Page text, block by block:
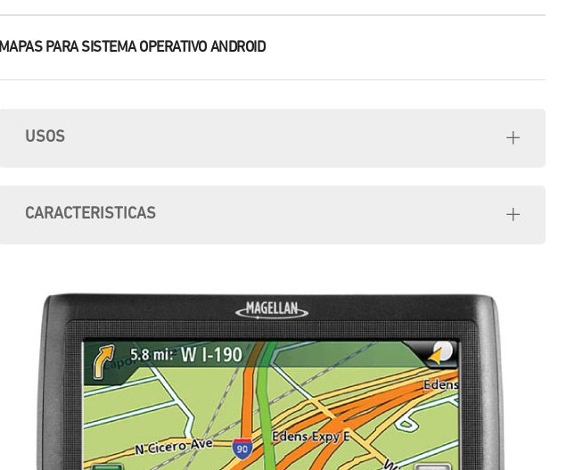
MAPAS PARA SISTEMA OPERATIVO ANDROID
USOS
CARACTERISTICAS